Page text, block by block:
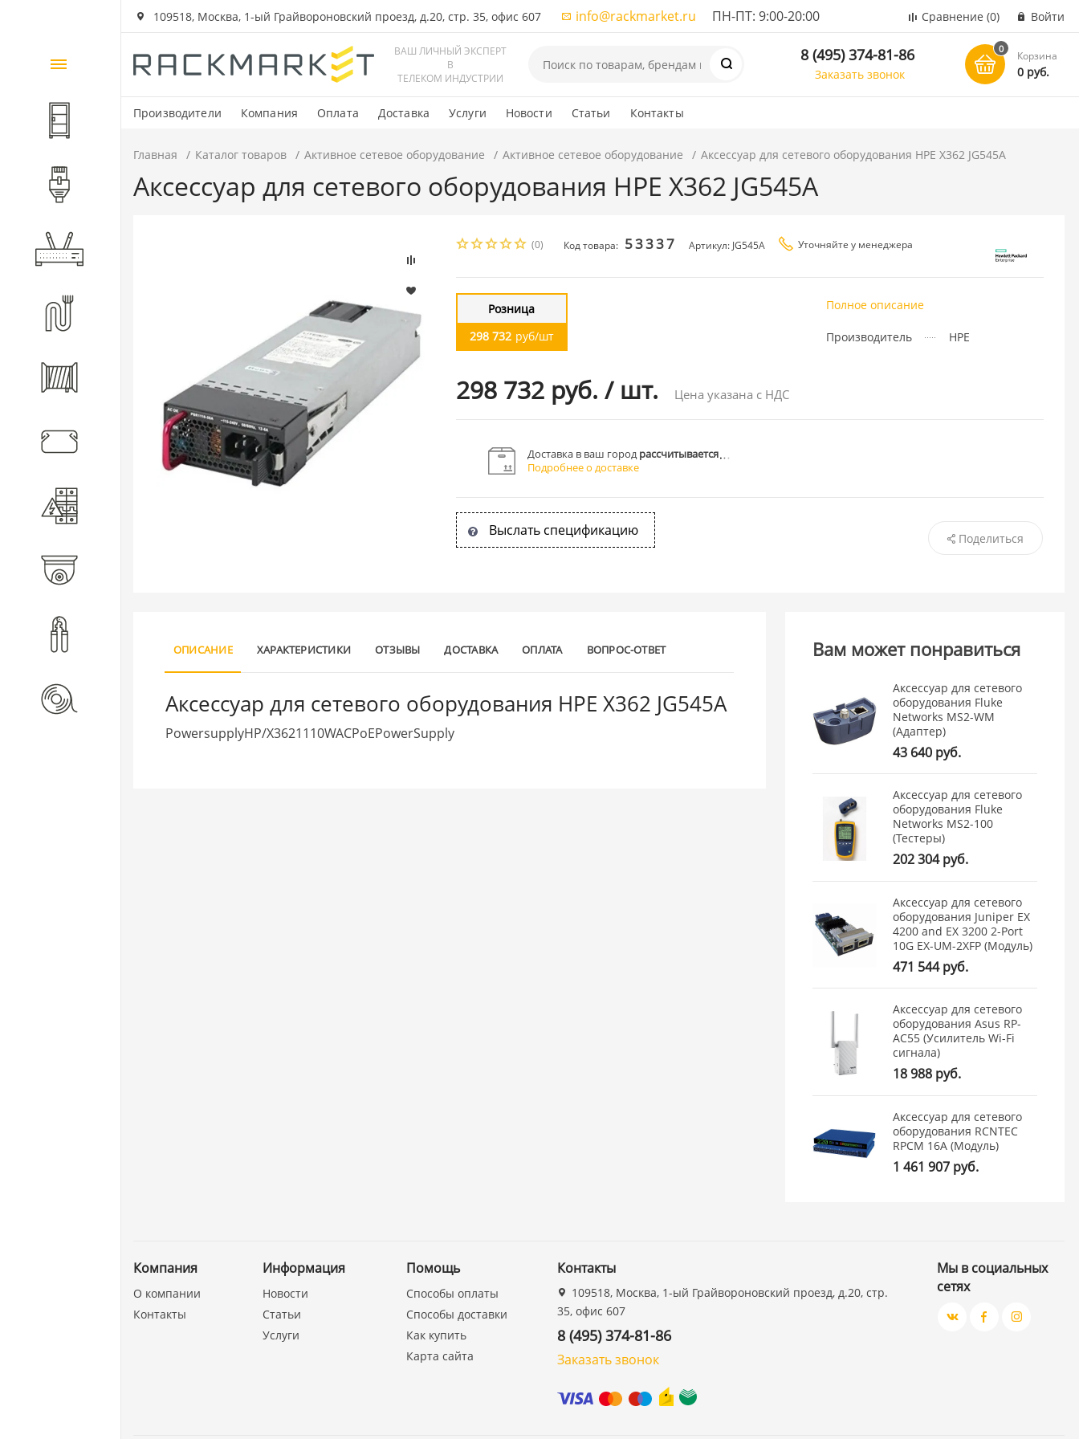
109518, Москва, 1-ый Грайвороновский проезд, д.20, стр. 35, офис 607 info@rackmarket.ru ПН-ПТ: 9:00-20:00 Сравнение (0) Войти
ВАШ ЛИЧНЫЙ ЭКСПЕРТ
В
ТЕЛЕКОМ ИНДУСТРИИ
8 (495) 374-81-86
Заказать звонок
0
Корзина
0 руб.
Производители Компания Оплата Доставка Услуги Новости Статьи Контакты
Каталог
товаров
Шкафы и стойки
Компоненты СКС
Кабеленесущие системы
Расходные материалы
Главная Каталог товаров Активное сетевое оборудование Активное сетевое оборудование Аксессуар для сетевого оборудования HPE X362 JG545A
Аксессуар для сетевого оборудования HPE X362 JG545A
(0) Код товара: 53337 Артикул: JG545A Уточняйте у менеджера
Розница
298 732 руб/шт
298 732 руб. / шт. Цена указана с НДС
Полное описание
Производитель HPE
Доставка в ваш городрассчитывается
Подробнее о доставке
Выслать спецификацию Поделиться
ОПИСАНИЕ ХАРАКТЕРИСТИКИ ОТЗЫВЫ ДОСТАВКА ОПЛАТА ВОПРОС-ОТВЕТ
Аксессуар для сетевого оборудования HPE X362 JG545A
PowersupplyHP/X3621110WACPoEPowerSupply
Вам может понравиться
Аксессуар для сетевого
оборудования Fluke
Networks MS2-WM
(Адаптер)
43 640 руб.
Аксессуар для сетевого
оборудования Fluke
Networks MS2-100
(Тестеры)
202 304 руб.
Аксессуар для сетевого
оборудования Juniper EX
4200 and EX 3200 2-Port
10G EX-UM-2XFP (Модуль)
471 544 руб.
Аксессуар для сетевого
оборудования Asus RP-
AC55 (Усилитель Wi-Fi
сигнала)
18 988 руб.
Аксессуар для сетевого
оборудования RCNTEC
RPCM 16A (Модуль)
1 461 907 руб.
Компания
О компании
Контакты
Информация
Новости
Статьи
Услуги
Помощь
Способы оплаты
Способы доставки
Как купить
Карта сайта
Контакты
109518, Москва, 1-ый Грайвороновский проезд, д.20, стр.
35, офис 607
8 (495) 374-81-86
Заказать звонок
Мы в социальных
сетях